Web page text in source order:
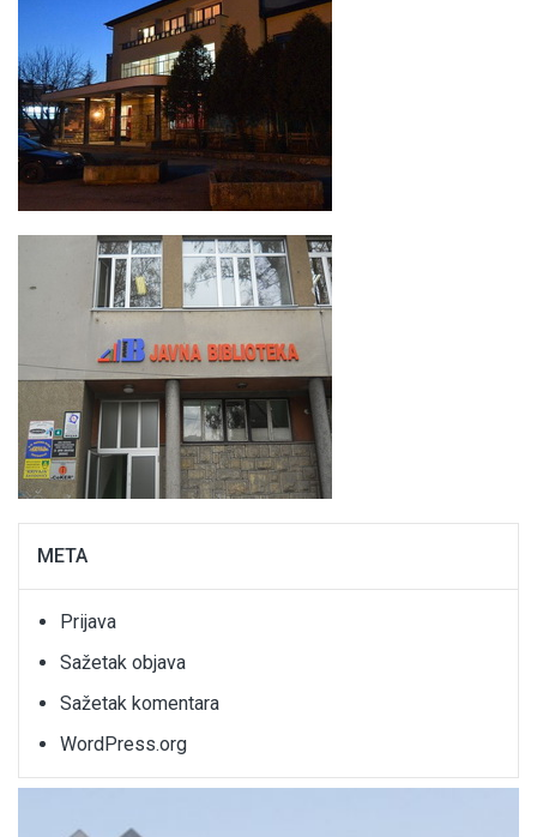
META
Prijava
Sažetak objava
Sažetak komentara
WordPress.org